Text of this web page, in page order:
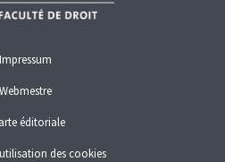
Impressum
Webmestre
éditoriale
des cookies